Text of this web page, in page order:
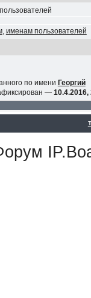
, именам пользователей
по имени Георгий
— 10.4.2016,